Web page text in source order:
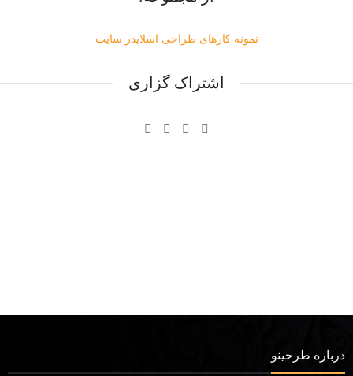
نمونه کارهای طراحی اسلایدر سایت
اشتراک گزاری
درباره طرحینو